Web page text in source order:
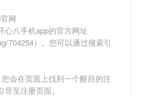
网
心八手机app的官方网址
704254）。您可以通过搜索引
会在页面上找到一个醒目的注
至注册页面。